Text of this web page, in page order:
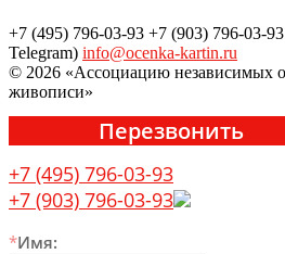
+7 (495) 796-03-93 +7 (903) 796-03-
Telegram) info@ocenka-kartin.ru
© 2026 «Ассоциацию независимых
живописи»
Перезвонить
+7 (495) 796-03-93
+7 (903) 796-03-93
*Имя: